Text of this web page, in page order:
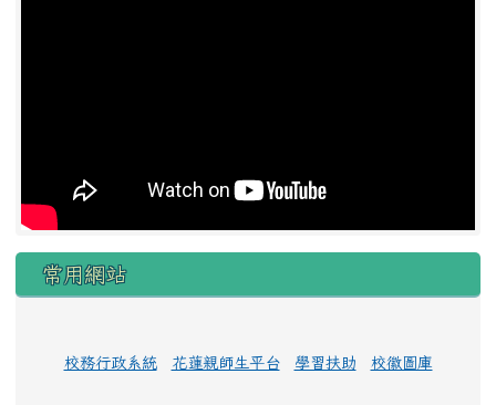
常用網站
校務行政系統 花蓮親師生平台 學習扶助 校徽圖庫